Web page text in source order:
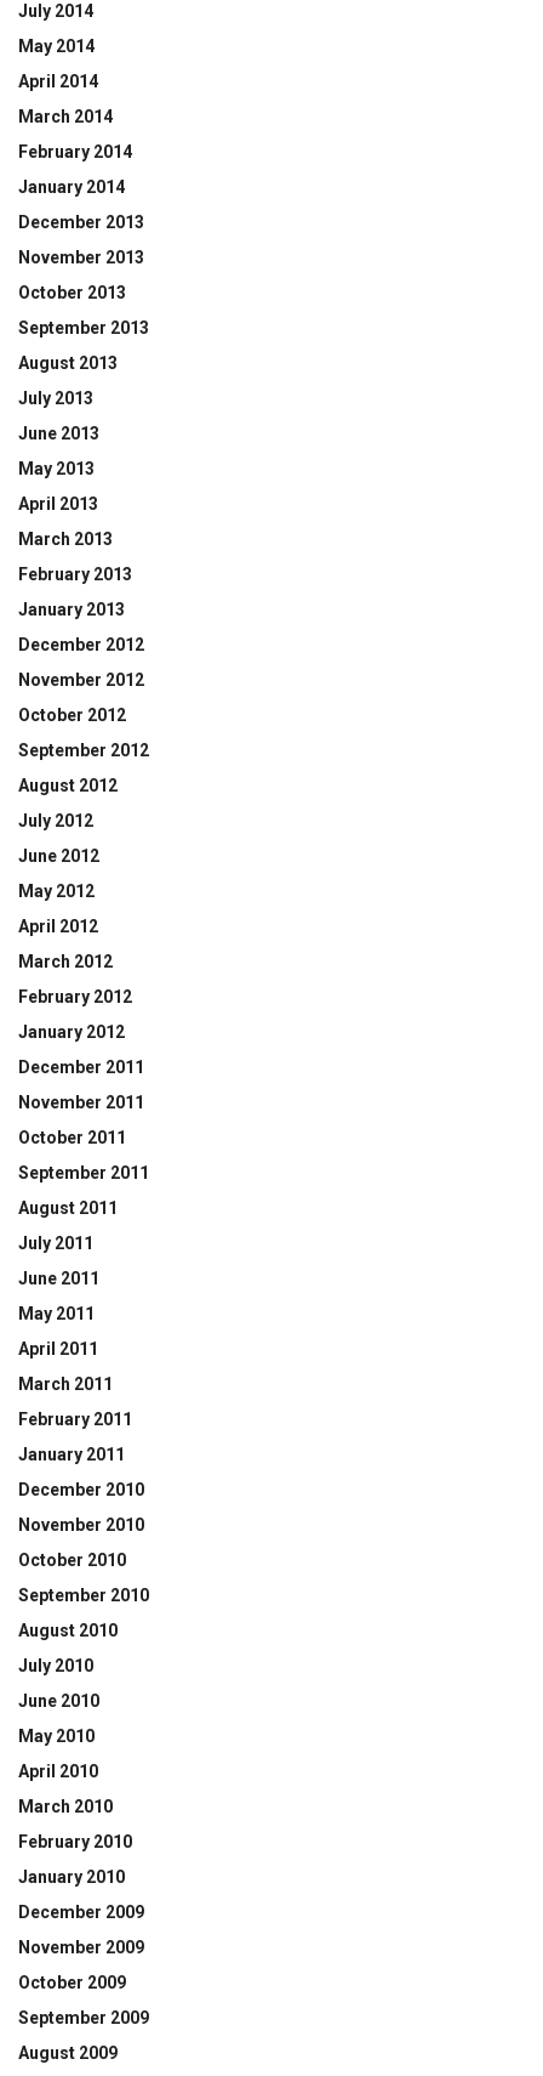
July 2014
May 2014
April 2014
March 2014
February 2014
January 2014
December 2013
November 2013
October 2013
September 2013
August 2013
July 2013
June 2013
May 2013
April 2013
March 2013
February 2013
January 2013
December 2012
November 2012
October 2012
September 2012
August 2012
July 2012
June 2012
May 2012
April 2012
March 2012
February 2012
January 2012
December 2011
November 2011
October 2011
September 2011
August 2011
July 2011
June 2011
May 2011
April 2011
March 2011
February 2011
January 2011
December 2010
November 2010
October 2010
September 2010
August 2010
July 2010
June 2010
May 2010
April 2010
March 2010
February 2010
January 2010
December 2009
November 2009
October 2009
September 2009
August 2009